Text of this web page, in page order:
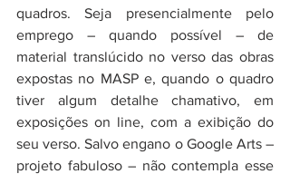
quadros. Seja presencialmente pelo
emprego – quando possível – de
material translúcido no verso das obras
expostas no MASP e, quando o quadro
tiver algum detalhe chamativo, em
exposições on line, com a exibição do
seu verso. Salvo engano o Google Arts –
projeto fabuloso – não contempla esse